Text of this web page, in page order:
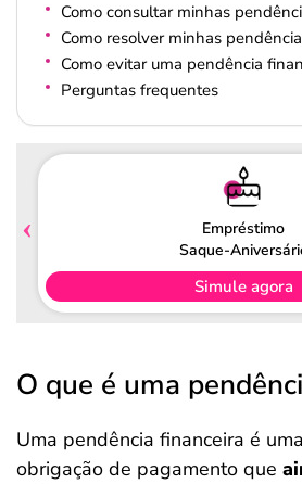
Como consultar minhas
Como resolver minhas
Como evitar uma pendência
Perguntas frequentes
Empréstimo
Saque-
Simule agora
O que é uma
Uma pendência financeira é
obrigação de pagamento que